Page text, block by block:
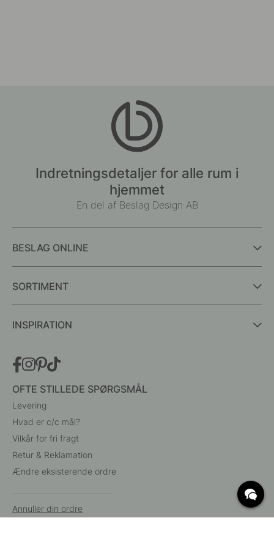
Indretningsdetaljer for alle rum i
hjemmet
En del af Beslag Design AB
BESLAG ONLINE
SORTIMENT
INSPIRATION
OFTE STILLEDE SPØRGSMÅL
Levering
Hvad er c/c mål?
Vilkår for fri fragt
Retur & Reklamation
Ændre eksisterende ordre
Annuller din ordre